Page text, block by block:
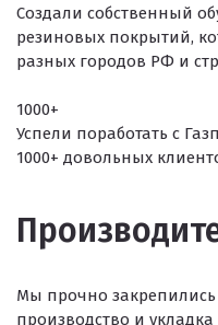
Создали собственный
резиновых покрытий,
разных городов РФ и
1000+
Успели поработать с
1000+ довольных
Мы прочно
производство и